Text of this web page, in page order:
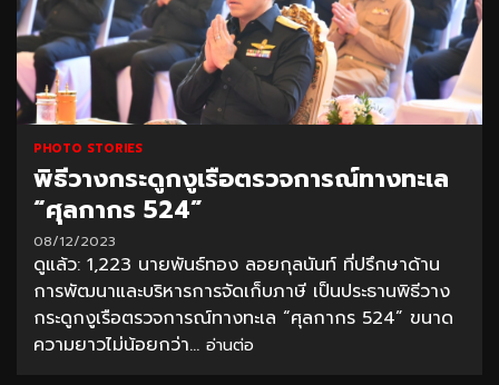
PHOTO STORIES
พิธีวางกระดูกงูเรือตรวจการณ์ทางทะเล
“ศุลกากร 524”
08/12/2023
ดูแล้ว: 1,223 นายพันธ์ทอง ลอยกุลนันท์ ที่ปรึกษาด้าน
การพัฒนาและบริหารการจัดเก็บภาษี เป็นประธานพิธีวาง
กระดูกงูเรือตรวจการณ์ทางทะเล “ศุลกากร 524” ขนาด
ความยาวไม่น้อยกว่า... อ่านต่อ